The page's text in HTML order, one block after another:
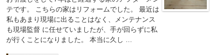
テです。 こちらの家はリフォームでした。 最近は
私もあまり現場に出ることはなく、メンテナンス
も現場監督 に任せていましたが、手が回らずに私
が行くことになりました。 本当に久し …